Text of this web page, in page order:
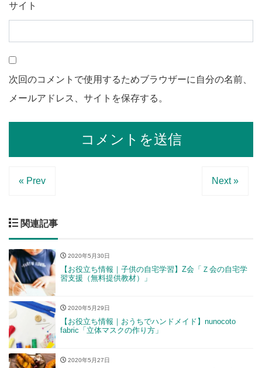
サイト
次回のコメントで使用するためブラウザーに自分の名前、
メールアドレス、サイトを保存する。
« Prev Next »
関連記事
2020年5月30日
【お役立ち情報｜子供の自宅学習】Z会「Ｚ会の自宅学
習支援（無料提供教材）」
2020年5月29日
【お役立ち情報｜おうちでハンドメイド】nunocoto
fabric「立体マスクの作り方」
2020年5月27日